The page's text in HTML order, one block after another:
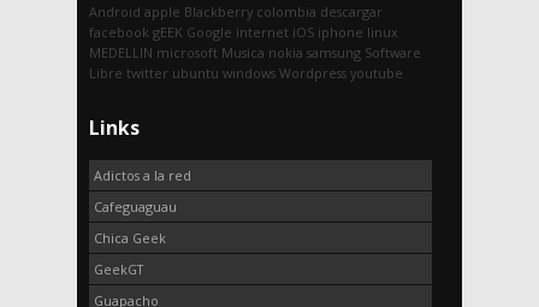
Android apple Blackberry colombia descargar
facebook gEEK Google internet iOS iphone linux
MEDELLIN microsoft Musica nokia samsung Software
Libre twitter ubuntu windows Wordpress youtube
Links
Adictos a la red
Cafeguaguau
Chica Geek
GeekGT
Guapacho